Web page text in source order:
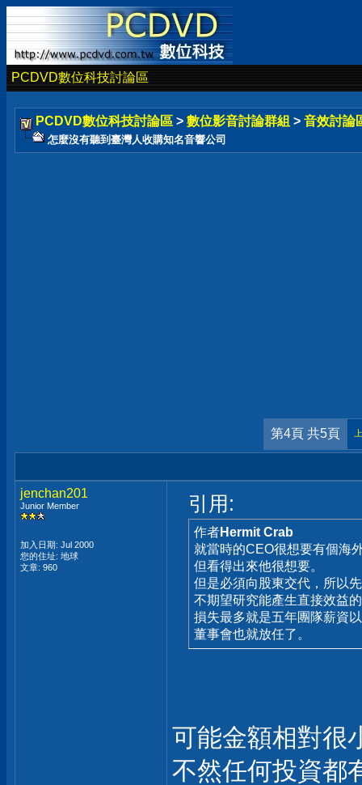
PCDVD數位科技討論區
PCDVD數位科技討論區 > 數位影音討論群組 > 音效討論
怎麼沒有聽到臺灣人收購知名音響公司
第4頁 共5頁
jenchan201
Junior Member
加入日期: Jul 2000
您的住址: 地球
文章: 960
引用:
作者Hermit Crab
就當時的CEO很想要有個海
但看得出來他很想要。
但是必須向股東交代，所以
不期望研究能產生直接效益
損失最多就是五年團隊薪資
董事會也就放任了。
可能金額相對很
不然任何投資都